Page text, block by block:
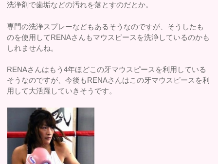
洗浄剤で歯垢などの汚れを落とすのだとか。
専門の洗浄スプレーなどもあるそうなのですが、そうしたも
のを使用してRENAさんもマウスピースを洗浄しているのかも
しれませんね。
RENAさんはもう4年ほどこの牙マウスピースを利用している
そうなのですが、今後もRENAさんはこの牙マウスピースを利
用して大活躍していきそうです。